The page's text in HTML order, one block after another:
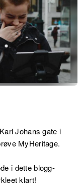
Johans gate i
MyHeritage.
i dette blogg-
klart!